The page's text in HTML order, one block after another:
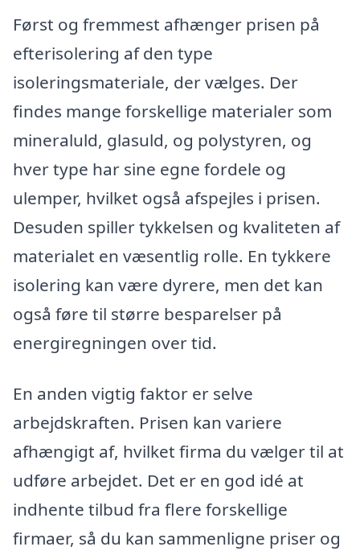
Først og fremmest afhænger prisen på
efterisolering af den type
isoleringsmateriale, der vælges. Der
findes mange forskellige materialer som
mineraluld, glasuld, og polystyren, og
hver type har sine egne fordele og
ulemper, hvilket også afspejles i prisen.
Desuden spiller tykkelsen og kvaliteten af
materialet en væsentlig rolle. En tykkere
isolering kan være dyrere, men det kan
også føre til større besparelser på
energiregningen over tid.
En anden vigtig faktor er selve
arbejdskraften. Prisen kan variere
afhængigt af, hvilket firma du vælger til at
udføre arbejdet. Det er en god idé at
indhente tilbud fra flere forskellige
firmaer, så du kan sammenligne priser og